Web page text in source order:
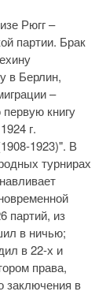
Рюгг –
партии. Брак
в Берлин,
–
книгу
г.
1923)". В
турнирах
партий, из
в ничью;
в 22-х и
права,
заключения в